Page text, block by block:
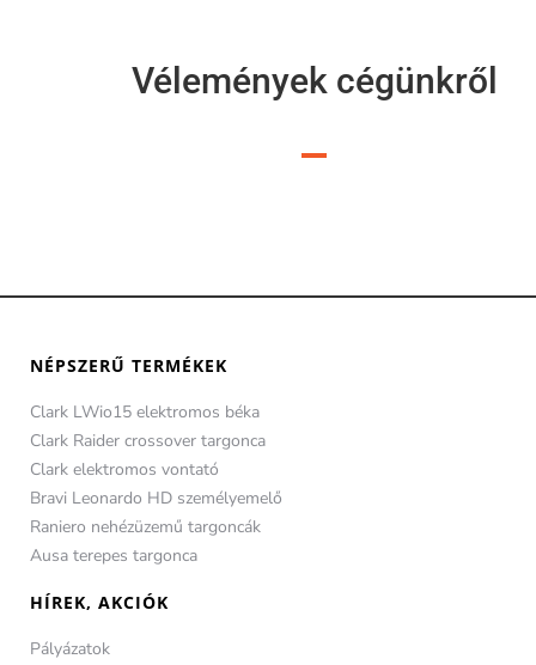
Vélemények cégünkről
NÉPSZERŰ TERMÉKEK
Clark LWio15 elektromos béka
Clark Raider crossover targonca
Clark elektromos vontató
Bravi Leonardo HD személyemelő
Raniero nehézüzemű targoncák
Ausa terepes targonca
HÍREK, AKCIÓK
Pályázatok